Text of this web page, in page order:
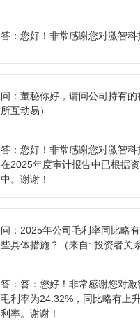
答： 您好！非常感谢您对激智
问： 董秘你好，请问公司持有
所互动易）
答： 您好！非常感谢您对激智
在2025年度审计报告中已根据
中。谢谢！
问： 2025年公司毛利率同比略
些具体措施？
（来自: 投资者关
答： 答：您好！非常感谢您对
毛利率为24.32%，同比略有上
利率。谢谢！